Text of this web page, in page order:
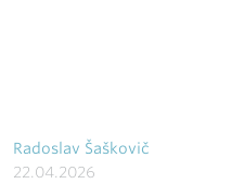
Radoslav Šaškovič
22.04.2026